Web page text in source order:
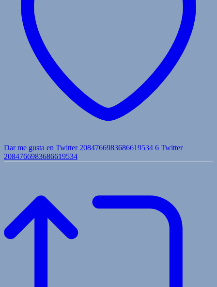
Dar me gusta en Twitter 2084766983686619534 6 Twitter
2084766983686619534